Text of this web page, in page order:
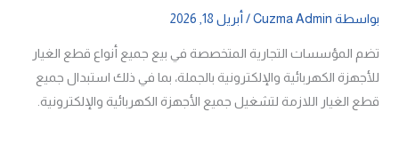
بواسطة Cuzma Admin
/ أبريل 18, 2026
تضم المؤسسات التجارية المتخصصة في بيع جميع أنواع قطع الغيار
للأجهزة الكهربائية والإلكترونية بالجملة، بما في ذلك استبدال جميع
قطع الغيار اللازمة لتشغيل جميع الأجهزة الكهربائية والإلكترونية.